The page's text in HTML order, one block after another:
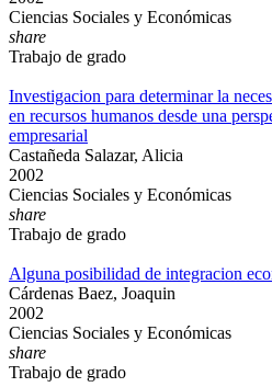
Ciencias Sociales y Económicas
share
Trabajo de grado
Investigacion para determinar la
en recursos humanos desde una
empresarial
Castañeda Salazar, Alicia
2002
Ciencias Sociales y Económicas
share
Trabajo de grado
Alguna posibilidad de integracion
Cárdenas Baez, Joaquin
2002
Ciencias Sociales y Económicas
share
Trabajo de grado